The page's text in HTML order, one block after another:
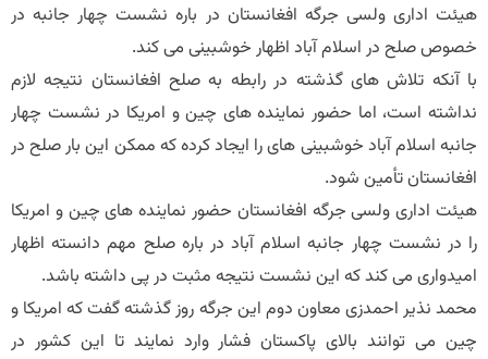
هیئت اداری ولسی جرگه افغانستان در باره نشست چهار جانبه در
خصوص صلح در اسلام آباد اظهار خوشبینی می کند.
با آنکه تلاش های گذشته در رابطه به صلح افغانستان نتیجه لازم
نداشته است، اما حضور نماینده های چین و امریکا در نشست چهار
جانبه اسلام آباد خوشبینی های را ایجاد کرده که ممکن این بار صلح در
افغانستان تأمین شود.
هیئت اداری ولسی جرگه افغانستان حضور نماینده های چین و امریکا
را در نشست چهار جانبه اسلام آباد در باره صلح مهم دانسته اظهار
امیدواری می کند که این نشست نتیجه مثبت در پی داشته باشد.
محمد نذیر احمدزی معاون دوم این جرگه روز گذشته گفت که امریکا و
چین می توانند بالای پاکستان فشار وارد نمایند تا این کشور در